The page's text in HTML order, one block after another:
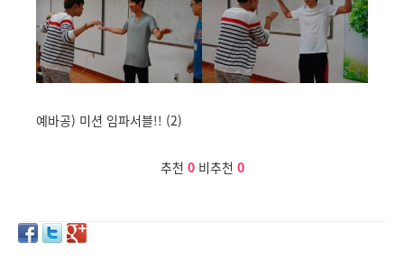
예바공) 미션 임파서블!! (2)
추천 0 비추천 0